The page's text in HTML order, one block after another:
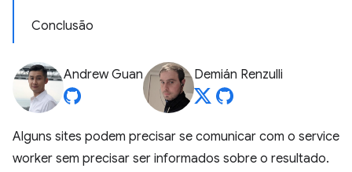
Conclusão
Andrew Guan Demián Renzulli
Alguns sites podem precisar se comunicar com o service
worker sem precisar ser informados sobre o resultado.